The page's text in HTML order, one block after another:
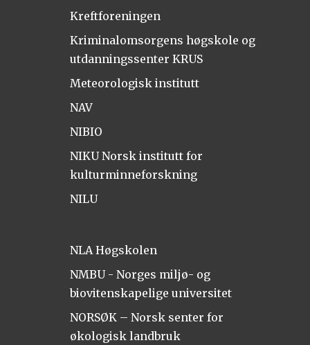
Kreftforeningen
Kriminalomsorgens høgskole og
utdanningssenter KRUS
Meteorologisk institutt
NAV
NIBIO
NIKU Norsk institutt for
kulturminneforskning
NILU
NLA Høgskolen
NMBU - Norges miljø- og
biovitenskapelige universitet
NORSØK – Norsk senter for
økologisk landbruk